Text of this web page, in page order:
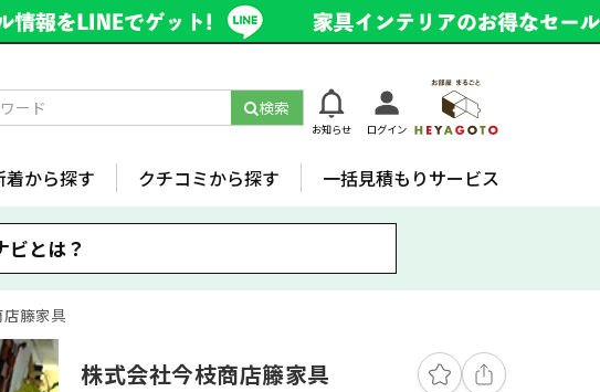
検索
お知らせ ログイン
着から探す クチコミから探す 一括見積もりサービス
ビとは？
籐家具
株式会社今枝商店籐家具